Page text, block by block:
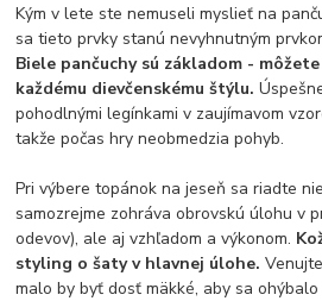
Kým v lete ste nemuseli myslieť na
sa tieto prvky stanú nevyhnutným
Biele pančuchy sú základom -
každému dievčenskému štýlu.
pohodlnými legínkami v zaujímavom
takže počas hry neobmedzia pohyb.
Pri výbere topánok na jeseň sa riadte
samozrejme zohráva obrovskú úlohu v
odevov), ale aj vzhľadom a výkonom.
styling o šaty v hlavnej úlohe.
malo by byť dosť mäkké, aby sa